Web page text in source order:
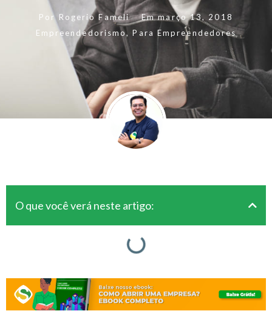
Por Rogerio Fameli Em março 13, 2018
Empreendedorismo,Para Empreendedores
O que você verá neste artigo: